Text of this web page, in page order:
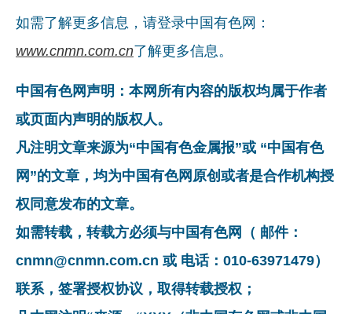
如需了解更多信息，请登录中国有色网：
www.cnmn.com.cn了解更多信息。
中国有色网声明：本网所有内容的版权均属于作者
或页面内声明的版权人。
凡注明文章来源为“中国有色金属报”或 “中国有色
网”的文章，均为中国有色网原创或者是合作机构授
权同意发布的文章。
如需转载，转载方必须与中国有色网（ 邮件：
cnmn@cnmn.com.cn 或 电话：010-63971479）
联系，签署授权协议，取得转载授权；